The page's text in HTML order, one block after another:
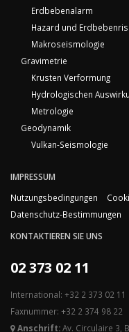
Erdbebenalarm
Hazard und
Makroseismologie
Gravimetrie
Krusten Verformung
Hydrologischen
Metrologie
Geodynamik
Vulkan-Seismologie
IMPRESSUM
Nutzungsbedingungen
Datenschutz-Bestimmungen
KONTAKTIEREN SIE UNS
02 373 02 11
International: +32 2 373 02 11
Faxnummer: +32 2 374 98 22
Anschrift:Av. Circulaire 3,